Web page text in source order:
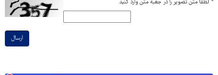
* لطفا متن تصویر را در جعبه متن وارد کنید
ارسال